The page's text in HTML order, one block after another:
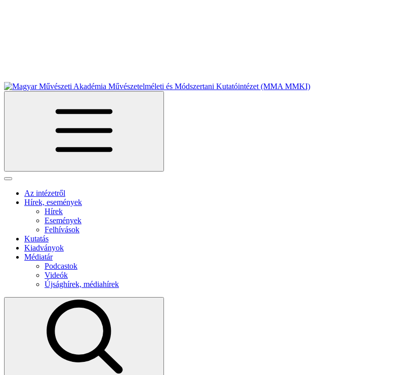
Az intézetről
Hírek, események
Hírek
Események
Felhívások
Kutatás
Kiadványok
Médiatár
Podcastok
Videók
Újsághírek, médiahírek